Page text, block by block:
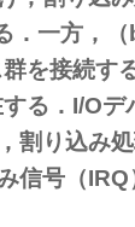
．一方，
を接続
る．I/O
割り込み
信号（